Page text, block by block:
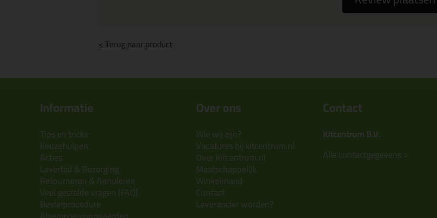
< Terug naar product
Informatie
Tips en tricks
Keuzehulpen
Acties
Levertijd & Bezorging
Retourneren & Annuleren
Veel gestelde vragen (FAQ)
Bestelprocedure
Over ons
Wie wij zijn?
Vacatures bij kitcentrum.nl
Over Kitcentrum.nl
Maatschappelijk
Winkelmand
Contact
Leverancier worden?
Contact
Kitcentrum B.V.
Alle contactgegevens >